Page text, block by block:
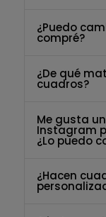
¿Puedo
compré?
¿De qué
cuadros?
Me gusta
Instagram
¿Lo puedo
¿Hacen